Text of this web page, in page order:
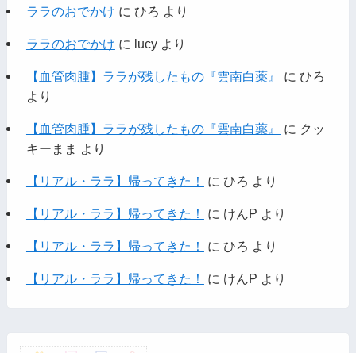
ララのおでかけ に ひろ より
ララのおでかけ に lucyより
【血管肉腫】ララが残したもの『雲南白薬』 に ひろ
より
【血管肉腫】ララが残したもの『雲南白薬』 に クッ
キーまま より
【リアル・ララ】帰ってきた！ に ひろ より
【リアル・ララ】帰ってきた！ に けんP より
【リアル・ララ】帰ってきた！ に ひろ より
【リアル・ララ】帰ってきた！ に けんP より